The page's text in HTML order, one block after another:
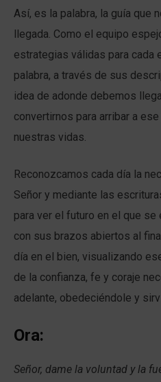
Así, es la palabra, la guía que
llegada. Como el equipo
estrategias válidas para cada
palabra, a través de sus
idea de adonde debemos
convertirnos para arribar a
nuestras vidas.
Reconozcamos cada día la
Señor y mediante las
para ver el futuro en el que se
con sus brazos abiertos al
día en el bien, visualizando
de la confianza, fe y coraje
adelante, obedeciéndole y
Ora:
Señor, dame la voluntad y la